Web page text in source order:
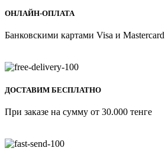
ОНЛАЙН-ОПЛАТА
Банковскими картами Visa и Mastercard
ДОСТАВИМ БЕСПЛАТНО
При заказе на сумму от 30.000 тенге